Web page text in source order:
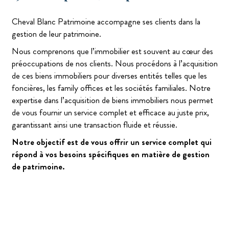
Cheval Blanc Patrimoine accompagne ses clients dans la
gestion de leur patrimoine.
Nous comprenons que l’immobilier est souvent au cœur des
préoccupations de nos clients. Nous procédons à l’acquisition
de ces biens immobiliers pour diverses entités telles que les
foncières, les family offices et les sociétés familiales. Notre
expertise dans l’acquisition de biens immobiliers nous permet
de vous fournir un service complet et efficace au juste prix,
garantissant ainsi une transaction fluide et réussie.
Notre objectif est de vous offrir un service complet qui
répond à vos besoins spécifiques en matière de gestion
de patrimoine.